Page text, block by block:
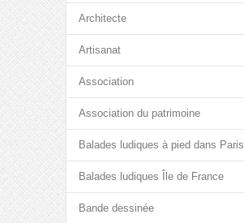
Architecte
Artisanat
Association
Association du patrimoine
Balades ludiques à pied dans Paris
Balades ludiques Île de France
Bande dessinée